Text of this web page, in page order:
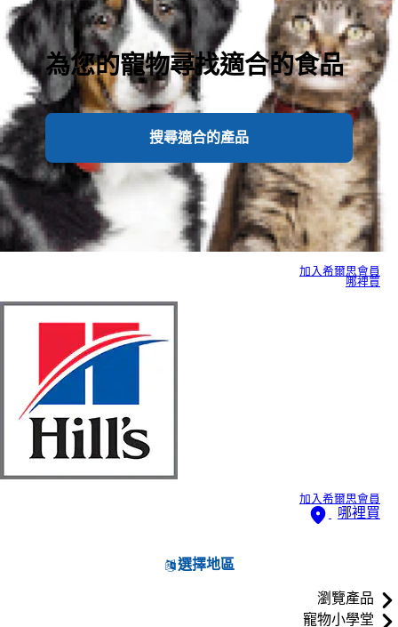
為您的寵物尋找適合的食品
搜尋適合的產品
加入希爾思會員
哪裡買
加入希爾思會員
哪裡買
選擇地區
瀏覽產品
寵物小學堂